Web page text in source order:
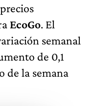
EcoGo. El
semanal
de 0,1
de la semana